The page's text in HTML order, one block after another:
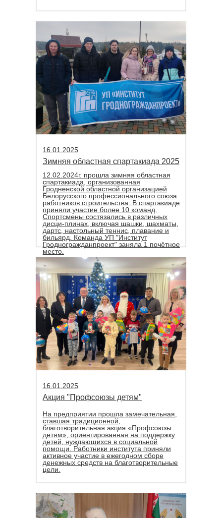
12.02.2024г. прошла зимняя областная
спартакиада, организованная
Гродненской областной организацией
Белорусского профессионального союза
работников строительства. В спартакиаде
приняли участие более 10 команд.
Спортсмены состязались в различных
дисци-плинах, включая шашки, шахматы,
дартс, настольный теннис, плавание и
бильярд. Команда УП "Институт
Гродногражданпроект" заняла 1 почётное
место.
Зимняя областная спартакиада 2025
16.01.2025
На предприятии прошла замечательная,
ставшая традиционной,
благотворительная акция «Профсоюзы
детям», ориентированная на поддержку
детей, нуждающихся в социальной
помощи. Работники института приняли
активное участие в ежегодном сборе
денежных средств на благотворительные
цели.
Акция "Профсоюзы детям"
16.01.2025